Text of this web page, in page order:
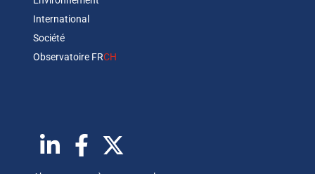
International
Société
Observatoire FRCH